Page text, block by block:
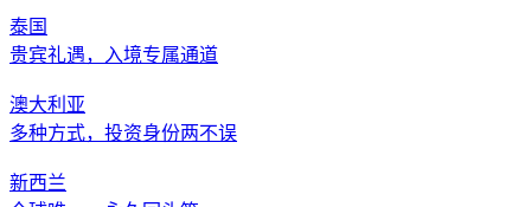
泰国
贵宾礼遇，入境专属通道
澳大利亚
多种方式，投资身份两不误
新西兰